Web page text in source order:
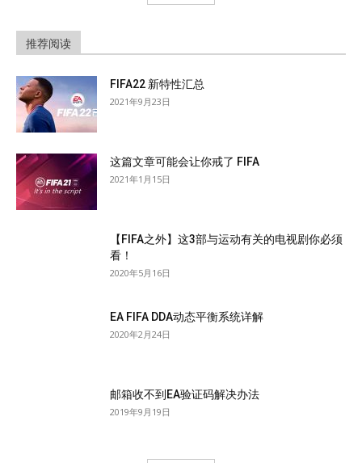
推荐阅读
FIFA22 新特性汇总
2021年9月23日
这篇文章可能会让你戒了 FIFA
2021年1月15日
【FIFA之外】这3部与运动有关的电视剧你必须
看！
2020年5月16日
EA FIFA DDA动态平衡系统详解
2020年2月24日
邮箱收不到EA验证码解决办法
2019年9月19日